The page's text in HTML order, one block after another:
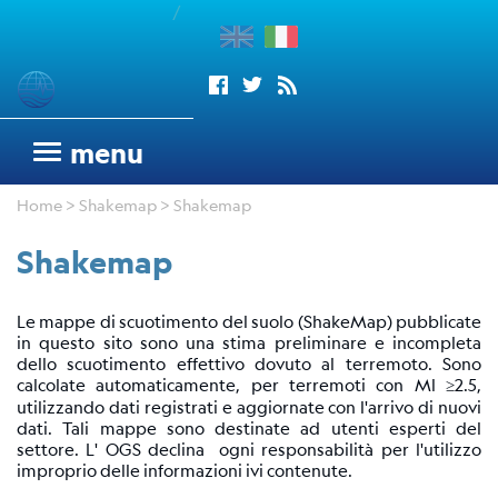
/
menu
Sismogrammi
Rete
Sismometrica
Italo-
Argentina
dell'OGS
Wood
Anderson
Trieste
Home > Shakemap > Shakemap
Shakemap
Le mappe di scuotimento del suolo (ShakeMap) pubblicate
in questo sito sono una stima preliminare e incompleta
dello scuotimento effettivo dovuto al terremoto. Sono
calcolate automaticamente, per terremoti con Ml ≥2.5,
utilizzando dati registrati e aggiornate con l'arrivo di nuovi
dati. Tali mappe sono destinate ad utenti esperti del
settore. L' OGS declina ogni responsabilità per l'utilizzo
improprio delle informazioni ivi contenute.